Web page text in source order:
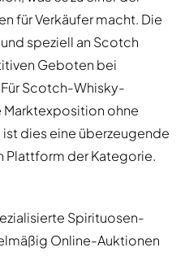
für Verkäufer macht. Die
speziell an Scotch
Geboten bei
Scotch-Whisky-
Marktexposition ohne
dies eine überzeugende
Plattform der Kategorie.
Spirituosen-
Online-Auktionen